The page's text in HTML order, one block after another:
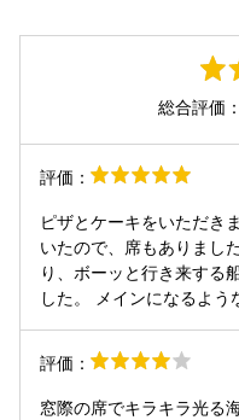
総合評価：
評価：
ピザとケーキをいただき
いたので、席もありまし
り、ボーッと行き来する
した。 メインになるよう
ケーキもどちらも美味し
評価：
窓際の席でキラキラ光る